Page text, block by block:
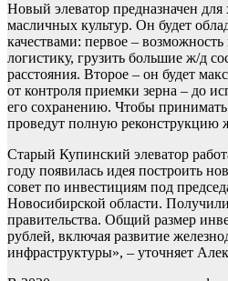
Новый элеватор предназначен
масличных культур. Он будет
качествами: первое –
логистику, грузить большие ж/д
расстояния. Второе – он будет
от контроля приемки зерна – до
его сохранению. Чтобы
проведут полную реконструкцию
Старый Купинский элеватор
году появилась идея построить
совет по инвестициям под
Новосибирской области.
правительства. Общий размер
рублей, включая развитие
инфраструктуры», – уточняет